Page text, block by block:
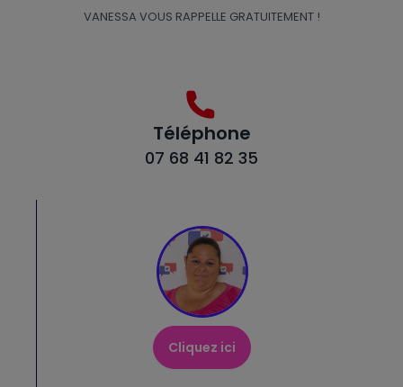
VANESSA VOUS RAPPELLE GRATUITEMENT !
Téléphone
07 68 41 82 35
Cliquez ici